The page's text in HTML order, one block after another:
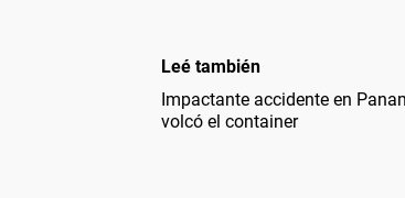
Leé también
Impactante accidente en
volcó el container